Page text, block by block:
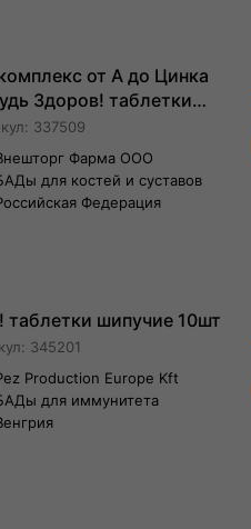
от А до Цинка
Здоров! таблетки
337509
Фарма ООО
для костей и суставов
Федерация
шипучие 10шт
345201
Production Europe Kft
для иммунитета